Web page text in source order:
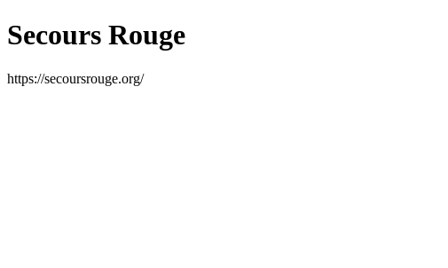
Secours Rouge
https://secoursrouge.org/